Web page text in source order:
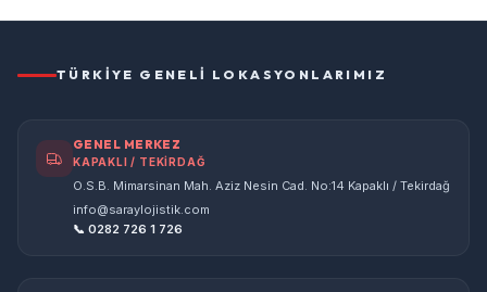
TÜRKIYE GENELI LOKASYONLARIMIZ
GENEL MERKEZ
KAPAKLI / TEKİRDAĞ
O.S.B. Mimarsinan Mah. Aziz Nesin Cad. No:14 Kapaklı / Tekirdağ
info@saraylojistik.com
📞 0282 726 1 726